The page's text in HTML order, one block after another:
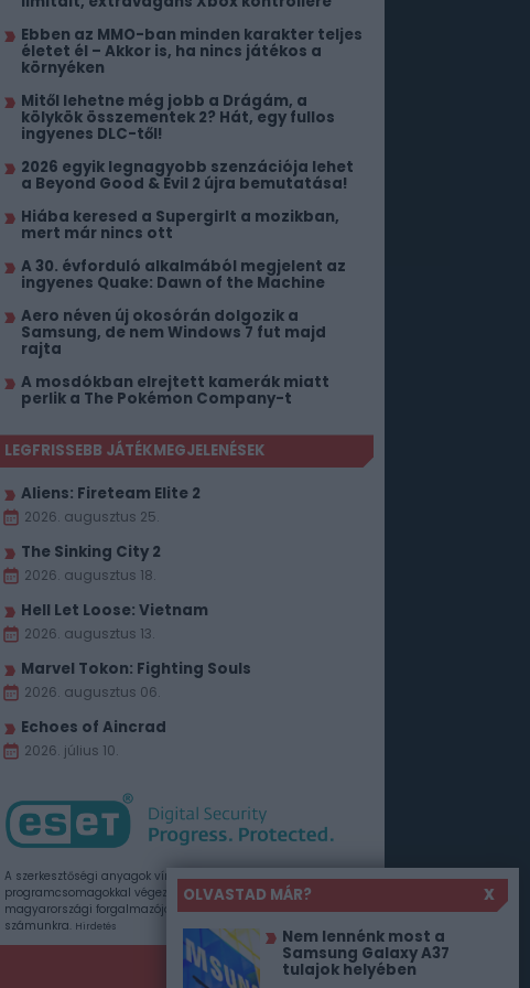
OLVASTAD MÁR?
X
Nem lennénk most a
Samsung Galaxy A37
tulajok helyében
Ebben az MMO-ban minden karakter teljes
életet él – Akkor is, ha nincs játékos a
környéken
Mitől lehetne még jobb a Drágám, a
kölykök összementek 2? Hát, egy fullos
ingyenes DLC-től!
2026 egyik legnagyobb szenzációja lehet
a Beyond Good & Evil 2 újra bemutatása!
Hiába keresed a Supergirlt a mozikban,
mert már nincs ott
A 30. évforduló alkalmából megjelent az
ingyenes Quake: Dawn of the Machine
Aero néven új okosórán dolgozik a
Samsung, de nem Windows 7 fut majd
rajta
A mosdókban elrejtett kamerák miatt
perlik a The Pokémon Company-t
LEGFRISSEBB JÁTÉKMEGJELENÉSEK
Aliens: Fireteam Elite 2
2026. augusztus 25.
The Sinking City 2
2026. augusztus 18.
Hell Let Loose: Vietnam
2026. augusztus 13.
Marvel Tokon: Fighting Souls
2026. augusztus 06.
Echoes of Aincrad
2026. július 10.
A szerkesztőségi anyagok vírusellenőrzését az ESET
programcsomagokkal végezzük, amelyet a szoftver
magyarországi forgalmazója, a Sicontact Kft. biztosít
számunkra. Hirdetés